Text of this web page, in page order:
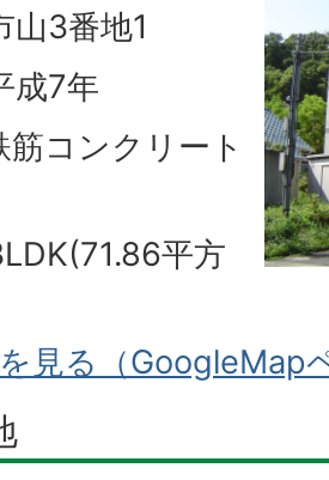
3番地1
7年
ンクリート
平方
見る（GoogleMap